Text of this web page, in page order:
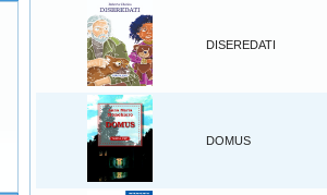
DISEREDATI
DOMUS